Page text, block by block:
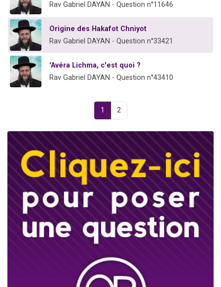
Rav Gabriel DAYAN - Question n°11646
Origine des Hakafot Chniyot
Rav Gabriel DAYAN - Question n°33421
'Avéra Lichma, c'est quoi ?
Rav Gabriel DAYAN - Question n°43410
1 2